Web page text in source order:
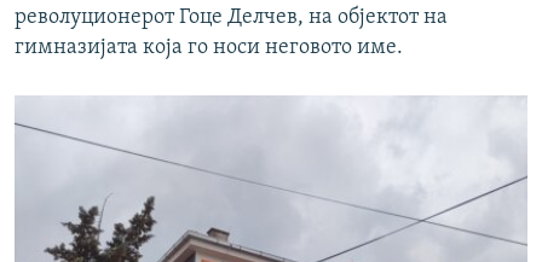
револуционерот Гоце Делчев, на објектот на
гимназијата која го носи неговото име.